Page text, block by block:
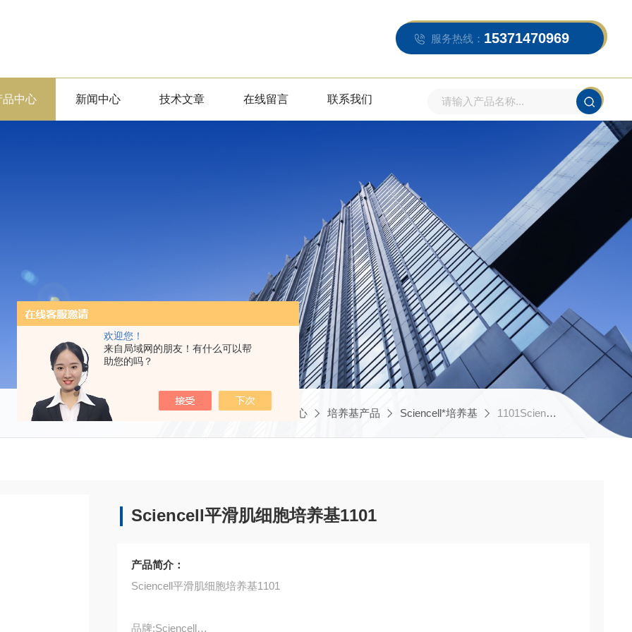
欢迎您！
来自局域网的朋友！有什么可以帮
助您的吗？
服务热线： 15371470969
品中心 新闻中心 技术文章 在线留言 联系我们
当前位置：首页 产品中心 培养基产品 Sciencell*培养基 1101Sciencell平滑肌细胞培养基1101
Sciencell平滑肌细胞培养基1101
产品简介：
Sciencell平滑肌细胞培养基1101
品牌:Sciencell